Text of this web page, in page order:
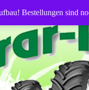
Bestellungen sind